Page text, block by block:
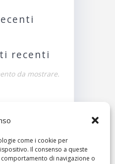
come i cookie per
Il consenso a queste
di navigazione o
recenti
da mostrare.
da